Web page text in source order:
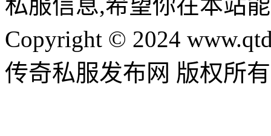
私服信息,希望你在本站
Copyright © 2024
传奇私服发布网 版权所有